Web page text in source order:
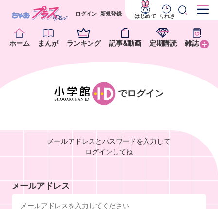
ホーム まんが ランキング 記事&動画 定期購読 雑誌
ログイン 新規登録 はじめて りれき
でログイン
メールアドレスとパスワードを入力して
ログインしてね
メールアドレス